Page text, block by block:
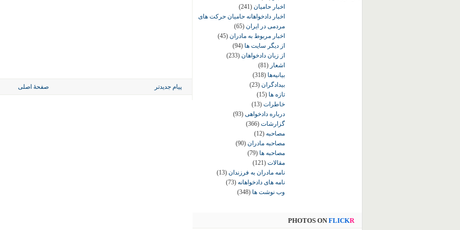
پیام جدیدتر صفحهٔ اصلی
اخبار حامیان (241)
اخبار دادخواهانه حامیان حرکت های
مردمی در ایران (65)
اخبار مربوط به مادران (45)
از دیگر سایت ها (94)
از زبان دادخواهان (233)
اشعار (81)
بیانیه‌ها (318)
بیدادگران (23)
تازه ها (15)
خاطرات (13)
درباره دادخواهی (93)
گزارشات (366)
مصاحبه (12)
مصاحبه مادران (90)
مصاحبه ها (79)
مقالات (121)
نامه مادران به فرزندان (13)
نامه های دادخواهانه (73)
وب نوشت ها (348)
PHOTOS ON FLICKR